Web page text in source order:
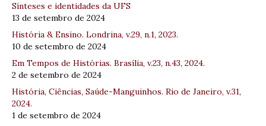
Sínteses e identidades da UFS
13 de setembro de 2024
História & Ensino. Londrina, v.29, n.1, 2023.
10 de setembro de 2024
Em Tempos de Histórias. Brasília, v.23, n.43, 2024.
2 de setembro de 2024
História, Ciências, Saúde-Manguinhos. Rio de Janeiro, v.31,
2024.
1 de setembro de 2024